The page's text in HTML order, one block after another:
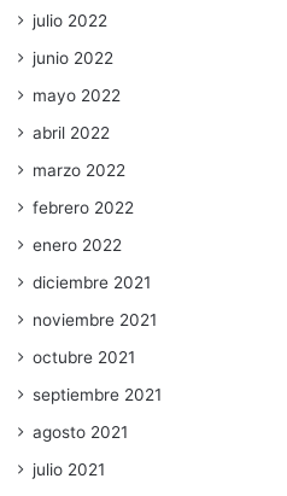
julio 2022
junio 2022
mayo 2022
abril 2022
marzo 2022
febrero 2022
enero 2022
diciembre 2021
noviembre 2021
octubre 2021
septiembre 2021
agosto 2021
julio 2021